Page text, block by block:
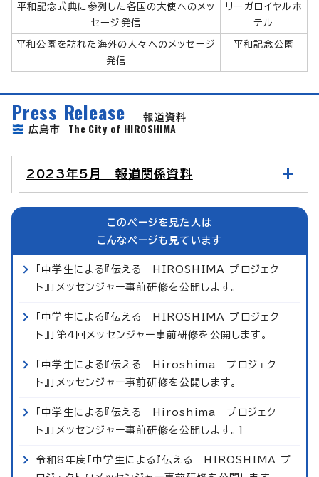
平和記念式典に参列した各国の大使へのメッ
セージ発信
リーガロイヤルホ
テル
平和公園を訪れた海外の人々へのメッセージ
発信
平和記念公園
Press Release
報道資料
広島市 The City of HIROSHIMA
2023年5月 報道関係資料
このページを見た人は
こんなページも見ています
「中学生による『伝える HIROSHIMA プロジェク
ト』」メッセンジャー事前研修を公開します。
「中学生による『伝える HIROSHIMA プロジェク
ト』」第4回メッセンジャー事前研修を公開します。
「中学生による『伝える Hiroshima プロジェク
ト』」メッセンジャー事前研修を公開します。
「中学生による『伝える Hiroshima プロジェク
ト』」メッセンジャー事前研修を公開します。1
令和8年度「中学生による『伝える HIROSHIMA プ